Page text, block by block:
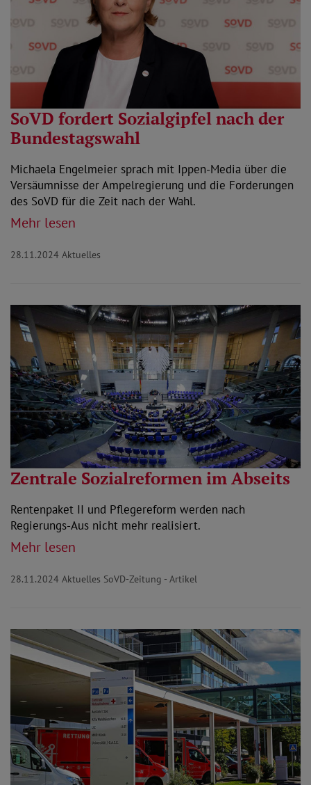
SoVD fordert Sozialgipfel nach der
Bundestagswahl
Michaela Engelmeier sprach mit Ippen-Media über die
Versäumnisse der Ampelregierung und die Forderungen
des SoVD für die Zeit nach der Wahl.
Mehr lesen
28.11.2024 Aktuelles
Zentrale Sozialreformen im Abseits
Rentenpaket II und Pflegereform werden nach
Regierungs-Aus nicht mehr realisiert.
Mehr lesen
28.11.2024 Aktuelles SoVD-Zeitung - Artikel